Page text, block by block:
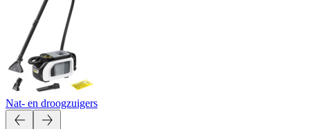
Nat- en droogzuigers